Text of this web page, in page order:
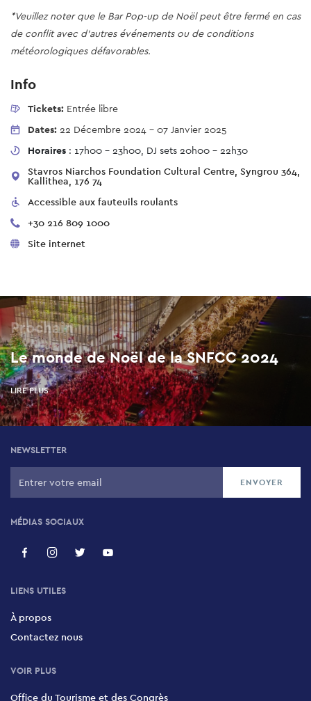
*Veuillez noter que le Bar Pop-up de Noël peut être fermé en cas
de conflit avec d’autres événements ou de conditions
météorologiques défavorables.
Info
Tickets: Entrée libre
Dates: 22 Décembre 2024 - 07 Janvier 2025
Horaires : 17h00 - 23h00, DJ sets 20h00 - 22h30
Stavros Niarchos Foundation Cultural Centre, Syngrou 364,
Kallithea, 176 74
Accessible aux fauteuils roulants
+30 216 809 1000
Site internet
Prochain
Le monde de Noël de la SNFCC 2024
LIRE PLUS
NEWSLETTER
MÉDIAS SOCIAUX
LIENS UTILES
À propos
Contactez nous
VOIR PLUS
Office du Tourisme et des Congrès